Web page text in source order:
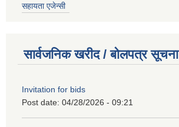
सहायता एजेन्सी
सार्वजनिक खरीद / बोलपत्र सूचना
Invitation for bids
Post date: 04/28/2026 - 09:21